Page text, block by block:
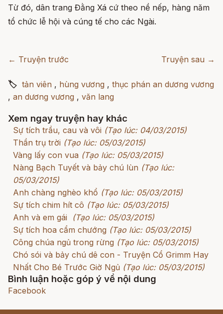
Từ đó, dân trang Đằng Xá cứ theo nề nếp, hàng năm
tổ chức lễ hội và cúng tế cho các Ngài.
← Truyện trước Truyện sau →
🏷 tản viên , hùng vương , thục phán an dương vương
, an dương vương , văn lang
Xem ngay truyện hay khác
Sự tích trầu, cau và vôi (Tạo lúc: 04/03/2015)
Thần trụ trời (Tạo lúc: 05/03/2015)
Vàng lấy con vua (Tạo lúc: 05/03/2015)
Nàng Bạch Tuyết và bảy chú lùn (Tạo lúc:
05/03/2015)
Anh chàng nghèo khổ (Tạo lúc: 05/03/2015)
Sự tích chim hít cô (Tạo lúc: 05/03/2015)
Anh và em gái
(Tạo lúc: 05/03/2015)
Sự tích hoa cẩm chướng (Tạo lúc: 05/03/2015)
Công chúa ngủ trong rừng (Tạo lúc: 05/03/2015)
Chó sói và bảy chú dê con - Truyện Cổ Grimm Hay
Nhất Cho Bé Trước Giờ Ngủ (Tạo lúc: 05/03/2015)
Bình luận hoặc góp ý về nội dung
Facebook